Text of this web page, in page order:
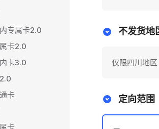
专属卡2.0
卡2.0
卡3.0
卡
不发货地
仅限四川地区
定向范围